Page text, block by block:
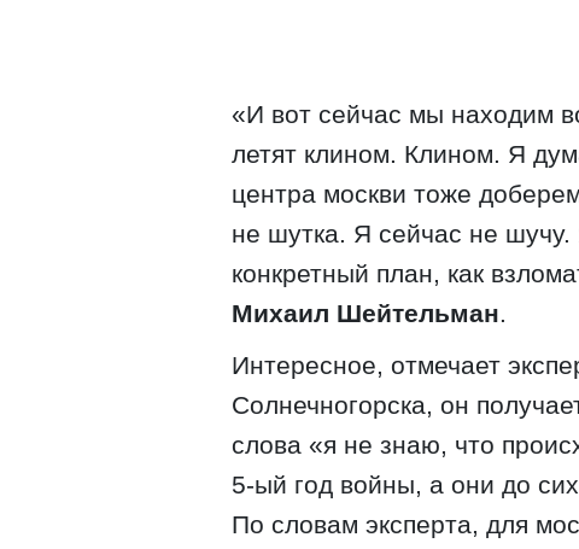
«И вот сейчас мы находим
летят клином. Клином. Я
центра москви тоже
не шутка. Я сейчас не
конкретный план, как
Михаил Шейтельман.
Интересное, отмечает
Солнечногорска, он
слова «я не знаю, что
5-ый год войны, а они до
По словам эксперта, для